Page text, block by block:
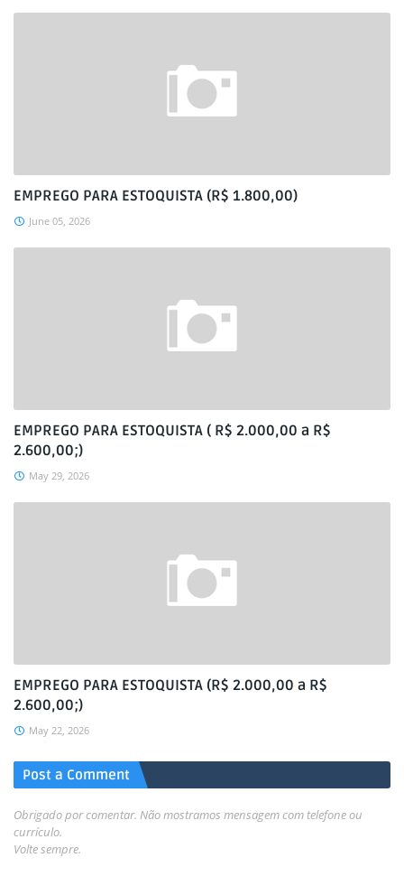
EMPREGO PARA ESTOQUISTA (R$ 1.800,00)
June 05, 2026
EMPREGO PARA ESTOQUISTA ( R$ 2.000,00 a R$
2.600,00;)
May 29, 2026
EMPREGO PARA ESTOQUISTA (R$ 2.000,00 a R$
2.600,00;)
May 22, 2026
Post a Comment
Obrigado por comentar. Não mostramos mensagem com telefone ou
currículo.
Volte sempre.